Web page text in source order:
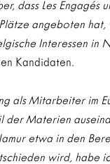
dass Les Engagés
angeboten hat,
Interessen in
Kandidaten.
als Mitarbeiter im
der Materien
etwa in den
wird, habe